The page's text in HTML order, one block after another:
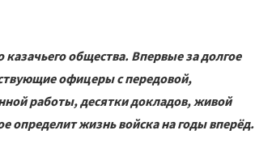
общества. Впервые за долгое
офицеры с передовой,
работы, десятки докладов, живой
жизнь войска на годы вперёд.